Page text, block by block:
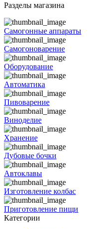
Разделы магазина
Самогонные аппараты
Самогоноварение
Оборудование
Автоматика
Пивоварение
Виноделие
Хранение
Дубовые бочки
Автоклавы
Изготовление колбас
Приготовление пищи
Категории